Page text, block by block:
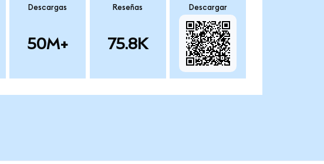
Descargas
50M+
Reseñas
75.8K
Descargar